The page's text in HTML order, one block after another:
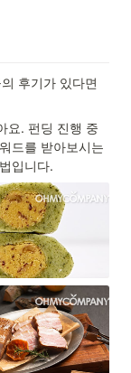
후기가 있다면
요. 펀딩 진행 중
드를 받아보시는
입니다.